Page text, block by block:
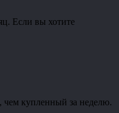
Если вы хотите
чем купленный за неделю.